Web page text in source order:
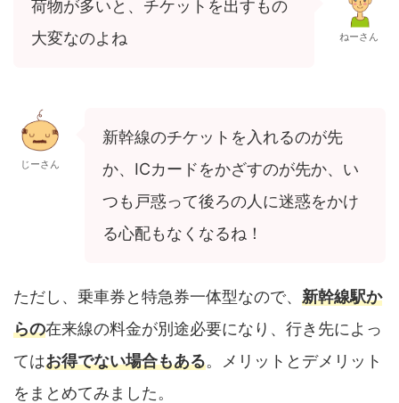
荷物が多いと、チケットを出すもの
大変なのよね
ねーさん
じーさん
新幹線のチケットを入れるのが先
か、ICカードをかざすのが先か、い
つも戸惑って後ろの人に迷惑をかけ
る心配もなくなるね！
ただし、乗車券と特急券一体型なので、 新幹線駅か
らの在来線の料金が別途必要になり、行き先によっ
てはお得でない場合もある。メリットとデメリット
をまとめてみました。